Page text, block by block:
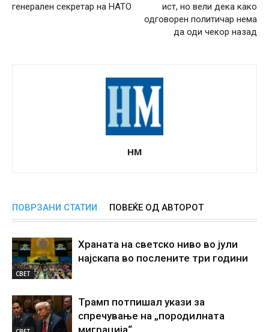
генерален секретар на НАТО
ист, но вели дека како
одговорен политичар нема
да оди чекор назад
НМ
ПОВРЗАНИ СТАТИИ ПОВЕЌЕ ОД АВТОРОТ
СВЕТ
Храната на светско ниво во јули
најскапа во послените три години
Трамп потпишал укази за
спречување на „породилната
миграција“